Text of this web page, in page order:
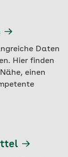
Daten
Hier finden
einen